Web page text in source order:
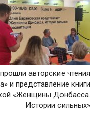
авторские чтения
и представление книги
«Женщины Донбасса.
Истории сильных»